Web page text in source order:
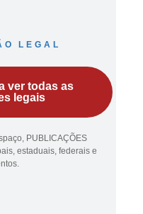
LEGAL
ver todas as
legais
PUBLICAÇÕES
estaduais, federais e